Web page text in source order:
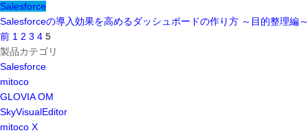
Salesforce
Salesforceの導入効果を高めるダッシュボードの作り方 ～目的整理編
前 1 2 3 4 5
製品カテゴリ
Salesforce
mitoco
GLOVIA OM
SkyVisualEditor
mitoco X